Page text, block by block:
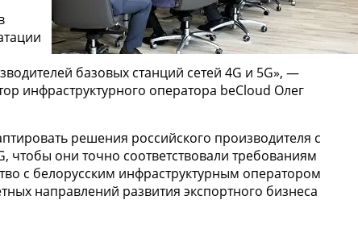
базовых станций сетей 4G и 5G», —
инфраструктурного оператора beCloud Олег
решения российского производителя с
чтобы они точно соответствовали требованиям
с белорусским инфраструктурным оператором
направлений развития экспортного бизнеса